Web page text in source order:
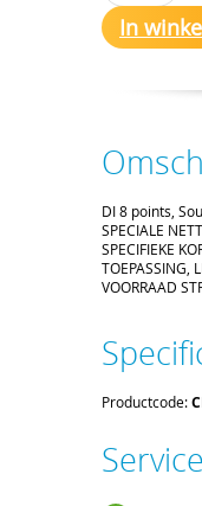
In
DI 8 points,
SPECIALE
SPECIFIEKE
TOEPASSING,
VOORRAAD
Productcode:
Service